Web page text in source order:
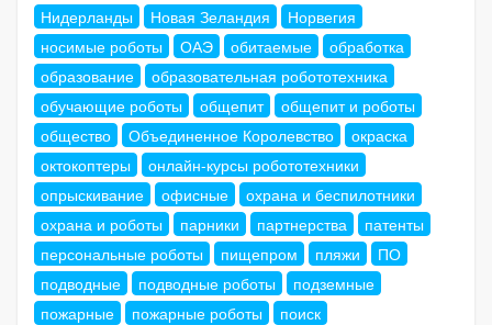
Нидерланды
Новая Зеландия
Норвегия
носимые роботы
ОАЭ обитаемые
обработка
образование
образовательная робототехника
обучающие роботы
общепит
общепит и роботы
общество
Объединенное Королевство
окраска
октокоптеры
онлайн-курсы робототехники
опрыскивание
офисные
охрана и беспилотники
охрана и роботы
парники партнерства
патенты
персональные роботы
пищепром пляжи
ПО
подводные
подводные роботы
подземные
пожарные
пожарные роботы
поиск